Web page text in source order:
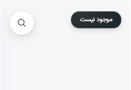
موجود نیست